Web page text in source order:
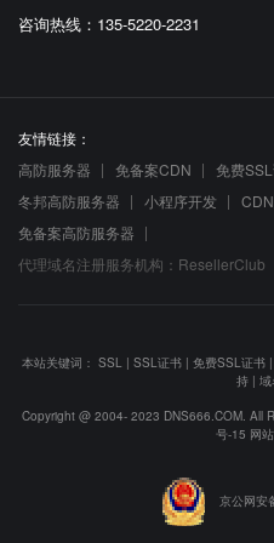
咨询热线：135-5220-2231
友情链接：
高防服务器
免备案CDN 免费
冬邦高防服务器
小程序开发
免备案高防服务器
代理域名注册服务机构：ResellerClub
本站关键词： SSL | SSL证书 | 免费SSL证书 |
持| 域
Copyright @ 2004- 2023 DNS666.COM. All
号-15 网
京公网安